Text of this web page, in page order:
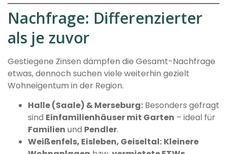
Nachfrage: Differenzierter
als je zuvor
Gestiegene Zinsen dämpfen die Gesamt-Nachfrage
etwas, dennoch suchen viele weiterhin gezielt
Wohneigentum in der Region.
Halle (Saale) & Merseburg: Besonders gefragt
sind Einfamilienhäuser mit Garten – ideal für
Familien und Pendler.
Weißenfels, Eisleben, Geiseltal: Kleinere